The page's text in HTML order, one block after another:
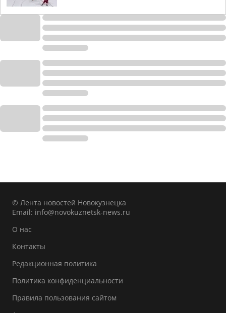
© Лента новостей Новокузнецка
Email: info@novokuznetsk-news.ru
О нас
Контакты
Редакционная политика
Политика конфиденциальности
Правила пользования сайтом